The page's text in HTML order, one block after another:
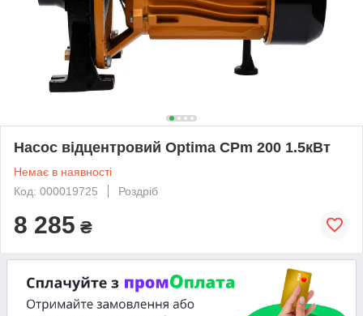
Насос відцентровий Optima CPm 200 1.5кВт
Немає в наявності
Код: 000019725
Роздріб
8 285 ₴